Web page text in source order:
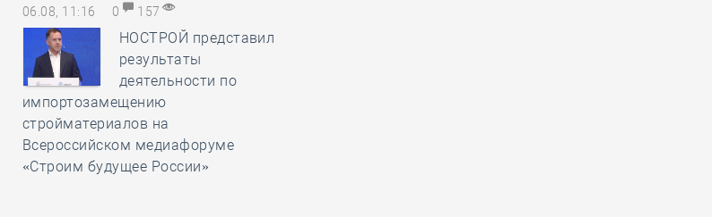
06.08, 11:16 0 157
НОСТРОЙ представил
результаты
деятельности по
импортозамещению
стройматериалов на
Всероссийском медиафоруме
«Строим будущее России»